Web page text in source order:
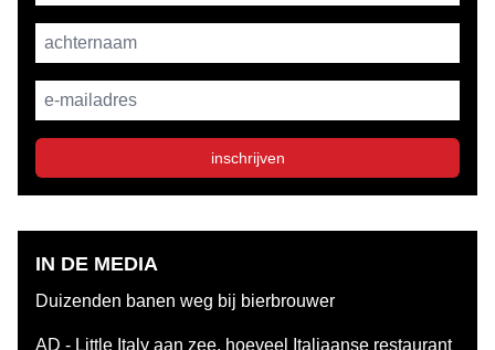
achternaam
E-mailadres
inschrijven
IN DE MEDIA
Duizenden banen weg bij bierbrouwer
AD - Little Italy aan zee, hoeveel Italiaanse restaurant